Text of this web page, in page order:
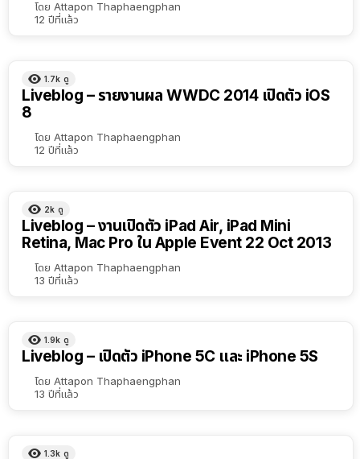
โดย Attapon Thaphaengphan
12 ปีที่แล้ว
1.7k ดู
Liveblog – รายงานผล WWDC 2014 เปิดตัว iOS
8
โดย Attapon Thaphaengphan
12 ปีที่แล้ว
2k ดู
Liveblog – งานเปิดตัว iPad Air, iPad Mini
Retina, Mac Pro ใน Apple Event 22 Oct 2013
โดย Attapon Thaphaengphan
13 ปีที่แล้ว
1.9k ดู
Liveblog – เปิดตัว iPhone 5C และ iPhone 5S
โดย Attapon Thaphaengphan
13 ปีที่แล้ว
1.3k ดู